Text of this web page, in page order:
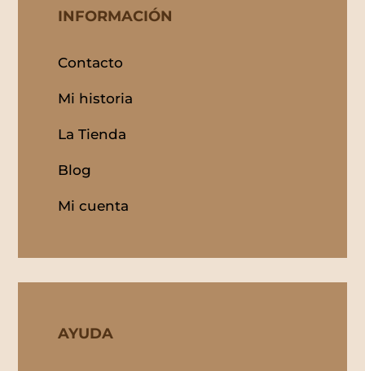
INFORMACIÓN
Contacto
Mi historia
La Tienda
Blog
Mi cuenta
AYUDA